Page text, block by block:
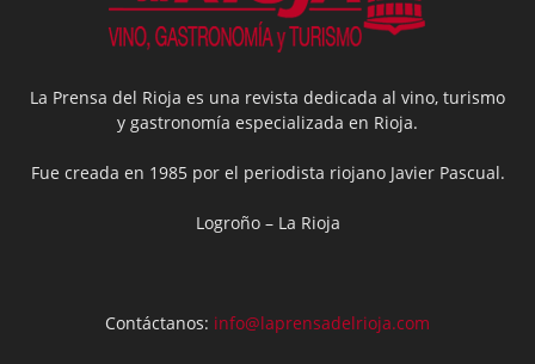
La Prensa del Rioja es una revista dedicada al vino, turismo
y gastronomía especializada en Rioja.
Fue creada en 1985 por el periodista riojano Javier Pascual.
Logroño – La Rioja
Contáctanos: info@laprensadelrioja.com